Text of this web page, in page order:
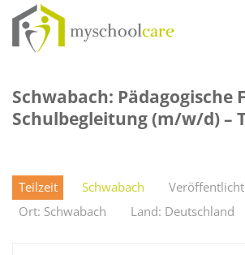
Zum
Inhalt
springen
Schwabach: Pädagogische
Schulbegleitung (m/w/d) –
Teilzeit Schwabach
Ort: Schwabach
Land: Deutschland